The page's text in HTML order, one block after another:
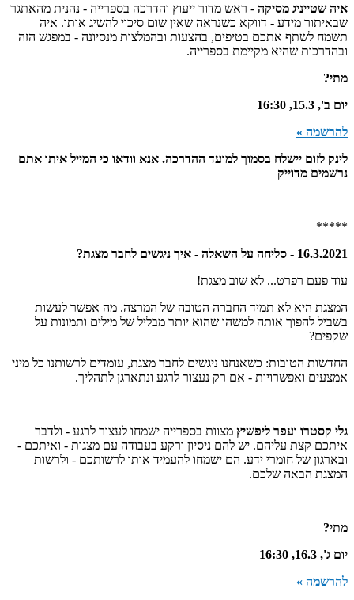
איה שטייניג מסיקה - ראש מדור ייעוץ והדרכה בספרייה - נהנית מהאתגר
שבאיתור מידע - דווקא כשנראה שאין שום סיכוי להשיג אותו. איה
תשמח לשתף אתכם בטיפים, בהצעות ובהמלצות מנסיונה - במפגש הזה
ובהדרכות שהיא מקיימת בספרייה.
מתי?
יום ב', 15.3, 16:30
להרשמה »
לינק לזום יישלח בסמוך למועד ההדרכה. אנא וודאו כי המייל איתו אתם
נרשמים מדוייק
*****
16.3.2021 - סליחה על השאלה - איך ניגשים לחבר מצגת?
עוד פעם רפרט... לא שוב מצגת!
המצגת היא לא תמיד החברה הטובה של המרצה. מה אפשר לעשות
בשביל להפוך אותה למשהו שהוא יותר מבליל של מילים ותמונות על
שקפים?
החדשות הטובות: כשאנחנו ניגשים לחבר מצגת, עומדים לרשותנו כל מיני
אמצעים ואפשרויות - אם רק נעצור לרגע ונתארגן לתהליך.
גלי קסטרו ועפר ליפשיץ מצוות בספרייה ישמחו לעצור לרגע - ולדבר
איתכם קצת עליהם. יש להם ניסיון ורקע בעבודה עם מצגות - ואיתכם -
ובארגון של חומרי ידע. הם ישמחו להעמיד אותו לרשותכם - ולרשות
המצגת הבאה שלכם.
מתי?
יום ג', 16.3, 16:30
להרשמה »